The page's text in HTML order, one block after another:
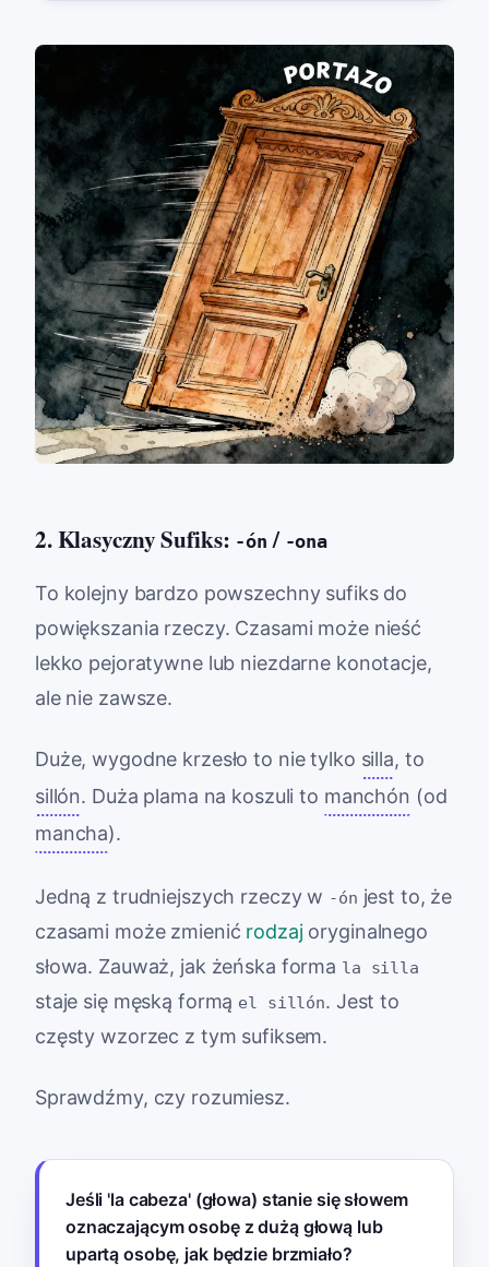
2. Klasyczny Sufiks: -ón / -ona
To kolejny bardzo powszechny sufiks do
powiększania rzeczy. Czasami może nieść
lekko pejoratywne lub niezdarne konotacje,
ale nie zawsze.
Duże, wygodne krzesło to nie tylko silla, to
sillón. Duża plama na koszuli to manchón (od
mancha).
Jedną z trudniejszych rzeczy w -ón jest to, że
czasami może zmienić rodzaj oryginalnego
słowa. Zauważ, jak żeńska forma la silla
staje się męską formą el sillón. Jest to
częsty wzorzec z tym sufiksem.
Sprawdźmy, czy rozumiesz.
Jeśli 'la cabeza' (głowa) stanie się słowem
oznaczającym osobę z dużą głową lub
upartą osobę, jak będzie brzmiało?